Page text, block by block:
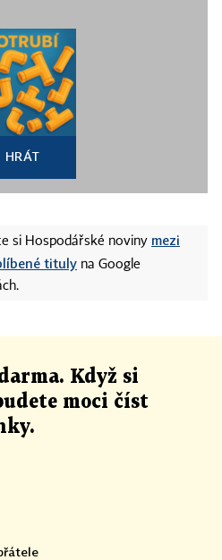
HRÁT
si Hospodářské noviny mezi
tituly na Google
Když si
moci číst
.